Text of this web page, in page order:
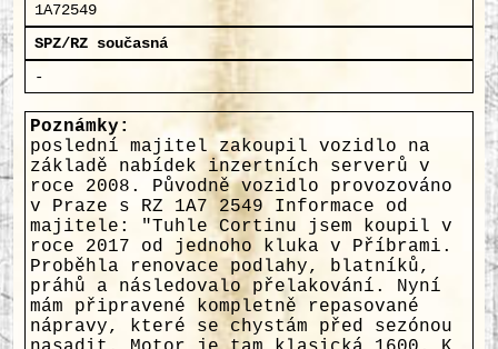
1A72549
SPZ/RZ současná
-
Poznámky:
poslední majitel zakoupil vozidlo na
základě nabídek inzertních serverů v
roce 2008. Původně vozidlo provozováno
v Praze s RZ 1A7 2549 Informace od
majitele: "Tuhle Cortinu jsem koupil v
roce 2017 od jednoho kluka v Příbrami.
Proběhla renovace podlahy, blatníků,
práhů a následovalo přelakování. Nyní
mám připravené kompletně repasované
nápravy, které se chystám před sezónou